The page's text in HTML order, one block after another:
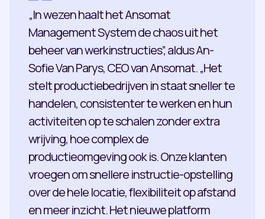
„In wezen haalt het Ansomat
Management System de chaos uit het
beheer van werkinstructies”, aldus An-
Sofie Van Parys, CEO van Ansomat. „Het
stelt productiebedrijven in staat sneller te
handelen, consistenter te werken en hun
activiteiten op te schalen zonder extra
wrijving, hoe complex de
productieomgeving ook is. Onze klanten
vroegen om snellere instructie-opstelling
over de hele locatie, flexibiliteit op afstand
en meer inzicht. Het nieuwe platform